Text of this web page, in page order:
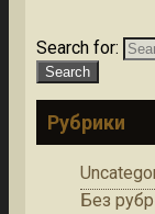
Search for:
Рубрики
Без